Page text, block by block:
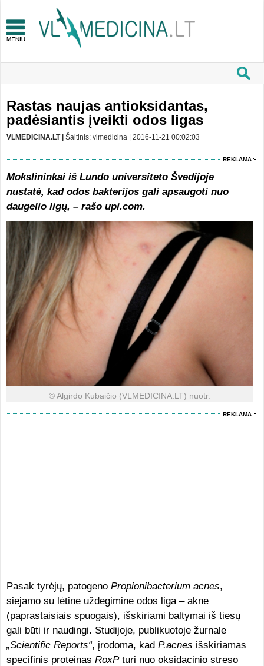
Rastas naujas antioksidantas,
padėsiantis įveikti odos ligas
VLMEDICINA.LT | Šaltinis: vlmedicina | 2016-11-21 00:02:03
REKLAMA
Mokslininkai iš Lundo universiteto Švedijoje
nustatė, kad odos bakterijos gali apsaugoti nuo
daugelio ligų, – rašo upi.com.
© Algirdo Kubaičio (VLMEDICINA.LT) nuotr.
REKLAMA
Pasak tyrėjų, patogeno Propionibacterium acnes,
siejamo su lėtine uždegimine odos liga – akne
(paprastaisiais spuogais), išskiriami baltymai iš tiesų
gali būti ir naudingi. Studijoje, publikuotoje žurnale
„Scientific Reports“, įrodoma, kad P.acnes išskiriamas
specifinis proteinas RoxPturi nuo oksidacinio streso